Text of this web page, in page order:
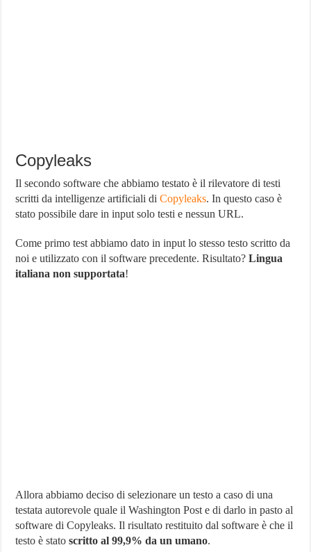
Copyleaks
Il secondo software che abbiamo testato è il rilevatore di testi
scritti da intelligenze artificiali diCopyleaks. In questo caso è
stato possibile dare in input solo testi e nessun URL.
Come primo test abbiamo dato in input lo stesso testo scritto da
noi e utilizzato con il software precedente. Risultato?Lingua
italiana non supportata!
Allora abbiamo deciso di selezionare un testo a caso di una
testata autorevole quale il Washington Post e di darlo in pasto al
software di Copyleaks. Il risultato restituito dal software è che il
testo è statoscritto al 99,9% da un umano.